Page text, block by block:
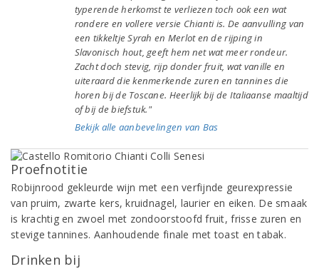
typerende herkomst te verliezen toch ook een wat
rondere en vollere versie Chianti is. De aanvulling van
een tikkeltje Syrah en Merlot en de rijping in
Slavonisch hout, geeft hem net wat meer rondeur.
Zacht doch stevig, rijp donder fruit, wat vanille en
uiteraard die kenmerkende zuren en tannines die
horen bij de Toscane. Heerlijk bij de Italiaanse maaltijd
of bij de biefstuk."
Bekijk alle aanbevelingen van Bas
Proefnotitie
Robijnrood gekleurde wijn met een verfijnde geurexpressie
van pruim, zwarte kers, kruidnagel, laurier en eiken. De smaak
is krachtig en zwoel met zondoorstoofd fruit, frisse zuren en
stevige tannines. Aanhoudende finale met toast en tabak.
Drinken bij